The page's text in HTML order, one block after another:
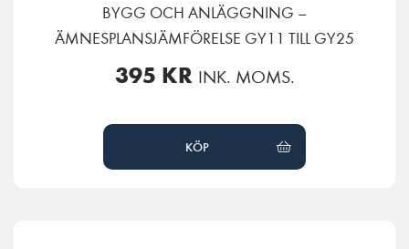
BYGG OCH ANLÄGGNING –
ÄMNESPLANSJÄMFÖRELSE GY11 TILL GY25
395 KR INK. MOMS.
KÖP